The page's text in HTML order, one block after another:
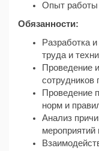
Опыт работы
Обязанности:
Разработка
труда и
Проведение
сотрудников
Проведение
норм и
Анализ
мероприятий